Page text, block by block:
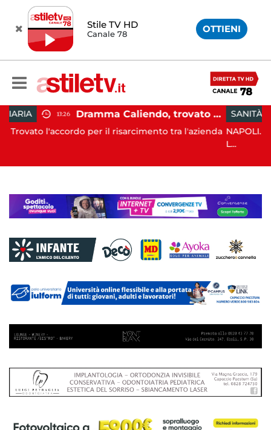
Stile TV HD
Canale 78 OTTIENI
Dramma Caliendo, trovato accordo sul risarcimento tra famiglia e "Monaldi"
il risarcimento tra l'azienda
SANITÀ 16:37
NAPOLI. Si è svolto questa